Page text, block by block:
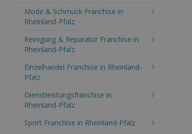
Mode & Schmuck Franchise in
Rheinland-Pfalz
Reinigung & Reparatur Franchise in
Rheinland-Pfalz
Einzelhandel Franchise in Rheinland-
Pfalz
Dienstleistungsfranchise in
Rheinland-Pfalz
Sport Franchise in Rheinland-Pfalz